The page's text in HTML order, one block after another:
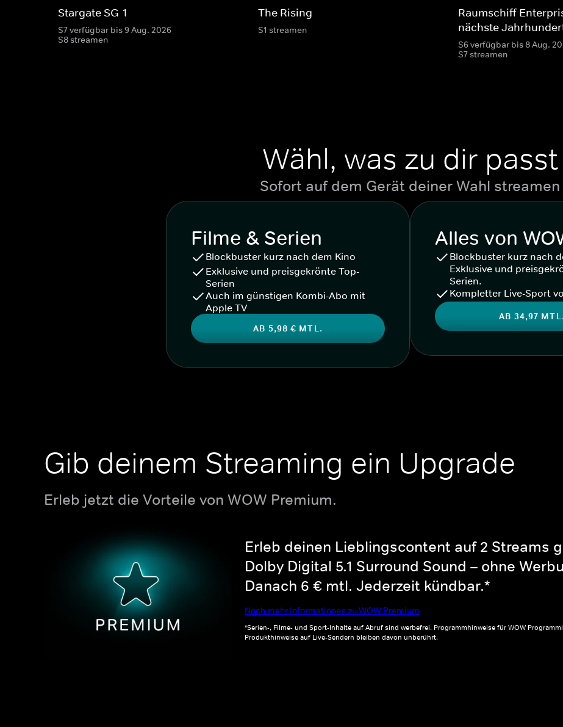
Stargate SG-1
S7 verfügbar bis 9 Aug. 2026
S8 streamen
The Rising
S1 streamen
Raumschiff
nächste
S6 verfügbar bis 8 Aug.
S7 streamen
Wähl, was zu dir passt
Sofort auf dem Gerät deiner Wahl streamen
Filme & Serien
Blockbuster kurz nach dem Kino
Exklusive und preisgekrönte Top-
Serien
Auch im günstigen Kombi-Abo mit
Apple TV
AB 5,98 € MTL.
Alles von
Blockbuster kurz nach
Exklusive und
Serien.
Kompletter Live-Sport
AB 34,97
Gib deinem Streaming ein Upgrade
Erleb jetzt die Vorteile von WOW Premium.
Erleb deinen Lieblingscontent auf 2 Streams
Dolby Digital 5.1 Surround Sound – ohne
Danach 6 € mtl. Jederzeit kündbar.*
Noch mehr Informationen zu WOW Premium
*Serien-, Filme- und Sport-Inhalte auf Abruf sind werbefrei. Programmhinweise für WOW
Produkthinweise auf Live-Sendern bleiben davon unberührt.